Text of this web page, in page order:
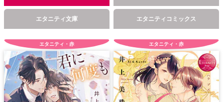
エタニティ文庫 エタニティコミックス
エタニティ・赤 エタニティ・赤